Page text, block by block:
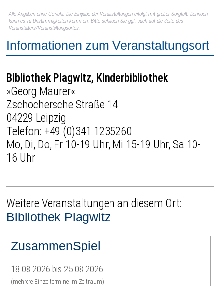
Alle Angaben ohne Gewähr. Die Eingabe der Veranstaltungen erfolgt mit großer Sorgfalt. Dennoch
kann es zu Unstimmigkeiten kommen. Bitte schauen Sie ggf. auch auf die Seite des
Veranstalters/Veranstaltungsortes.
Informationen zum Veranstaltungsort
Bibliothek Plagwitz, Kinderbibliothek
»Georg Maurer«
Zschochersche Straße 14
04229 Leipzig
Telefon: +49 (0)341 1235260
Mo, Di, Do, Fr 10-19 Uhr, Mi 15-19 Uhr, Sa 10-
16 Uhr
Weitere Veranstaltungen an diesem Ort:
Bibliothek Plagwitz
ZusammenSpiel
18.08.2026 bis 25.08.2026
(mehrere Einzeltermine im Zeitraum)